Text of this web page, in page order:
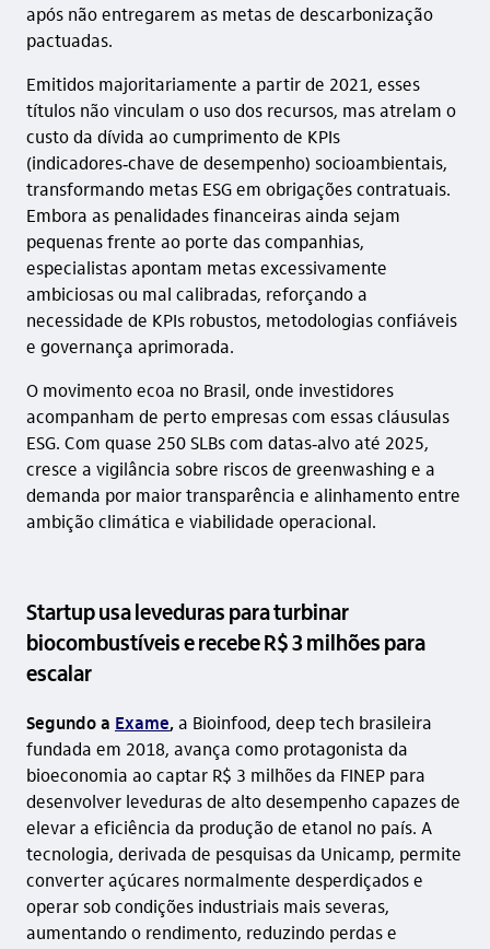
após não entregarem as metas de descarbonização
pactuadas.
Emitidos majoritariamente a partir de 2021, esses
títulos não vinculam o uso dos recursos, mas atrelam o
custo da dívida ao cumprimento de KPIs
(indicadores‑chave de desempenho) socioambientais,
transformando metas ESG em obrigações contratuais.
Embora as penalidades financeiras ainda sejam
pequenas frente ao porte das companhias,
especialistas apontam metas excessivamente
ambiciosas ou mal calibradas, reforçando a
necessidade de KPIs robustos, metodologias confiáveis
e governança aprimorada.
O movimento ecoa no Brasil, onde investidores
acompanham de perto empresas com essas cláusulas
ESG. Com quase 250 SLBs com datas‑alvo até 2025,
cresce a vigilância sobre riscos de greenwashing e a
demanda por maior transparência e alinhamento entre
ambição climática e viabilidade operacional.
Startup usa leveduras para turbinar
biocombustíveis e recebe R$ 3 milhões para
escalar
Segundo a Exame,a Bioinfood, deep tech brasileira
fundada em 2018, avança como protagonista da
bioeconomia ao captar R$ 3 milhões da FINEP para
desenvolver leveduras de alto desempenho capazes de
elevar a eficiência da produção de etanol no país. A
tecnologia, derivada de pesquisas da Unicamp, permite
converter açúcares normalmente desperdiçados e
operar sob condições industriais mais severas,
aumentando o rendimento, reduzindo perdas e